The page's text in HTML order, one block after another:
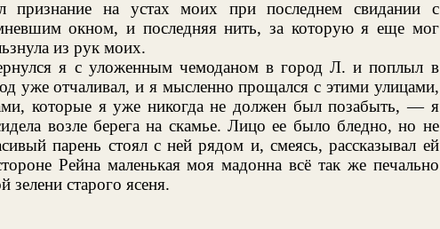
признание на устах моих при последнем свидании с
окном, и последняя нить, за которую я еще мог
из рук моих.
я с уложенным чемоданом в город Л. и поплыл в
уже отчаливал, и я мысленно прощался с этими улицами,
которые я уже никогда не должен был позабыть, — я
возле берега на скамье. Лицо ее было бледно, но не
парень стоял с ней рядом и, смеясь, рассказывал ей
Рейна маленькая моя мадонна всё так же печально
зелени старого ясеня.